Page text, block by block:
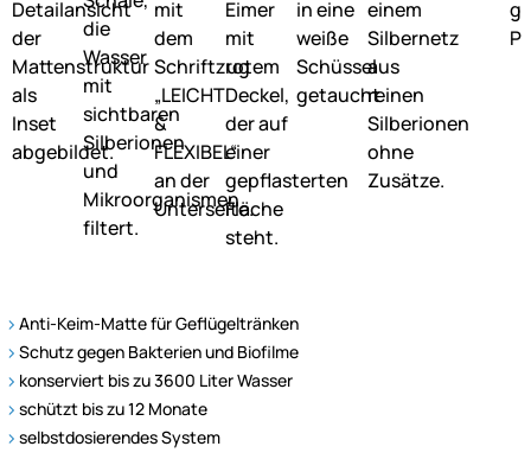
Anti-Keim-Matte für Geflügeltränken
Schutz gegen Bakterien und Biofilme
konserviert bis zu 3600 Liter Wasser
schützt bis zu 12 Monate
selbstdosierendes System